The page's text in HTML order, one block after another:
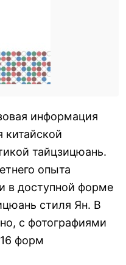
информация
китайской
тайцзицюань.
опыта
в доступной форме
стиля Ян. В
с фотографиями
форм